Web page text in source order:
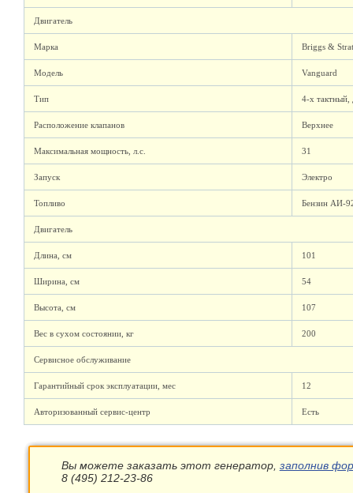
Двигатель
Марка Briggs &
Модель Vanguard
Тип 4-х тактный,
Расположение клапанов Верхнее
Максимальная мощность, л.с. 31
Запуск Электро
Топливо Бензин АИ-
Двигатель
Длина, см 101
Ширина, см 54
Высота, см 107
Вес в сухом состоянии, кг 200
Сервисное обслуживание
Гарантийный срок эксплуатации, мес 12
Авторизованный сервис-центр Есть
Вы можете заказать этот генератор, заполнив
8 (495) 212-23-86